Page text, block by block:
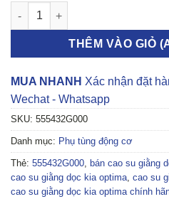
CAO SU GIẰNG DỌC KIA
THÊM VÀO GIỎ
MUA NHANH Xác nhận đặt
Wechat - Whatsapp
SKU: 555432G000
Danh mục: Phụ tùng động cơ
Thẻ: 555432G000 bán cao su giằng
cao su giằng dọc kia optima cao su
cao su giằng dọc kia optima chính